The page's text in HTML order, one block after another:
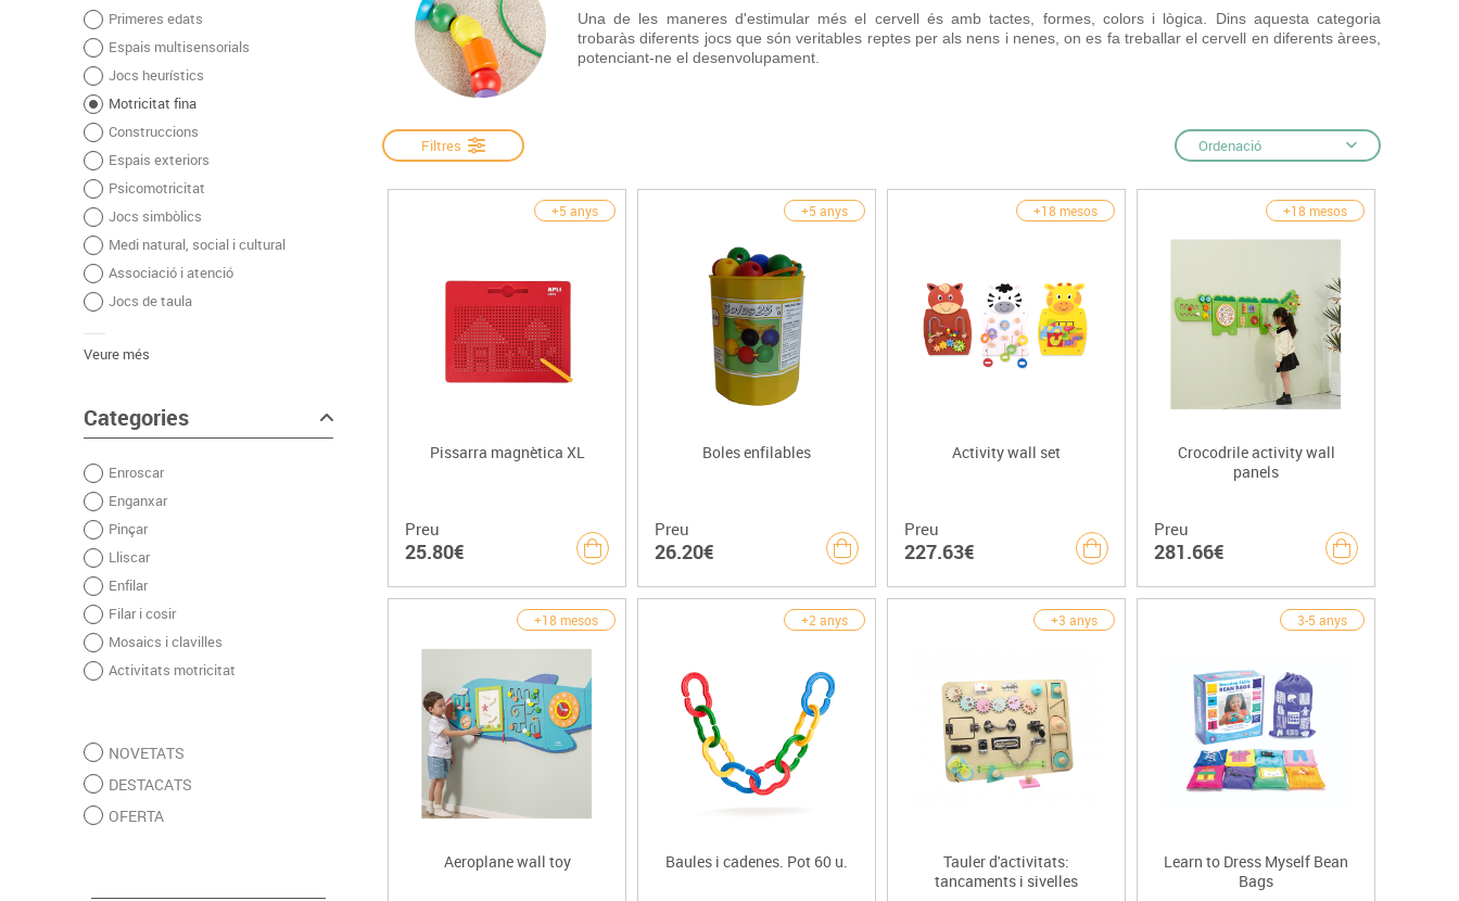
Complements d'oficina
Plastificació, enquadernació i destrucció
Informàtica
Higiene
Dibuix tècnic i artístic
Material escolar
Espais exteriors
Música
Matemàtiques
Ciències
Mobiliari tecnològic
Monitors interactius
VideoprojeccióEspais compartits
Taules escolars, abatibles i polivalents
Complements esportius
Entrenament
Psicomotricitat
Primeres edats
Espais multisensorials
Jocs heurístics
Motricitat fina
Construccions
Espais exteriors
Psicomotricitat
Jocs simbòlics
Medi natural, social i cultural
Associació i atenció
Jocs de taula
Veure més
Categories
Enroscar
Enganxar
Pinçar
Lliscar
Enfilar
Filar i cosir
Mosaics i clavilles
Activitats motricitat
NOVETATS
DESTACATS
OFERTA
Una de les maneres d'estimular més el cervell és amb tactes, formes, colors i lògica. Dins aquesta categoria
trobaràs diferents jocs que són veritables reptes per als nens i nenes, on es fa treballar el cervell en diferents àrees,
potenciant-ne el desenvolupament.
Filtres Ordenació
+5 anys
Pissarra magnètica XL
Preu
25.80€
+5 anys
Boles enfilables
Preu
26.20€
+18 mesos
Activity wall set
Preu
227.63€
+18 mesos
Crocodrile activity wall
panels
Preu
281.66€
+18 mesos
Aeroplane wall toy
+2 anys
Baules i cadenes. Pot 60 u.
+3 anys
Tauler d'activitats:
tancaments i sivelles
3-5 anys
Learn to Dress Myself Bean
Bags